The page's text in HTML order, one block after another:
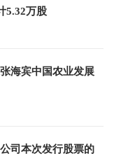
5.32万股
海宾中国农业发展
司本次发行股票的